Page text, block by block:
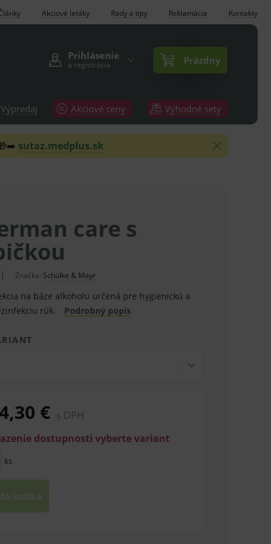
Akciové letáky Rady a tipy Reklamácia Kontakty
Prihlásenie
a registrácia Prázdny
Výpredaj Akciové ceny Výhodné sety
sutaz.medplus.sk
care s
Značka: Schülke & Mayr
na báze alkoholu určená pre hygienickú a
rúk.
Podrobný popis
€ s DPH
dostupnosti vyberte variant
ks
košíka